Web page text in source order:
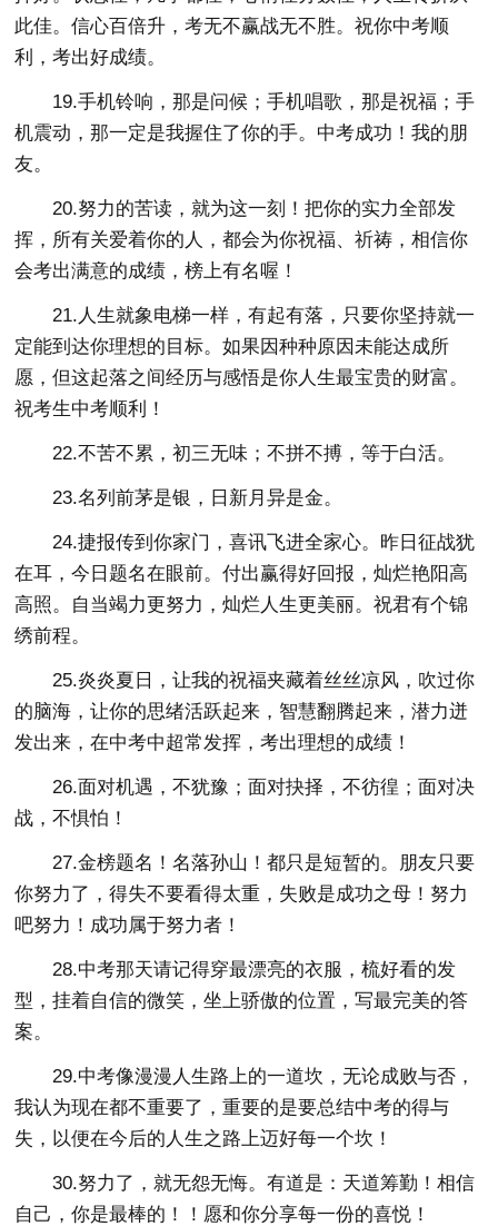
此佳。信心百倍升，考无不赢战无不胜。祝你中考顺
利，考出好成绩。
19.手机铃响，那是问候；手机唱歌，那是祝福；手
机震动，那一定是我握住了你的手。中考成功！我的朋
友。
20.努力的苦读，就为这一刻！把你的实力全部发
挥，所有关爱着你的人，都会为你祝福、祈祷，相信你
会考出满意的成绩，榜上有名喔！
21.人生就象电梯一样，有起有落，只要你坚持就一
定能到达你理想的目标。如果因种种原因未能达成所
愿，但这起落之间经历与感悟是你人生最宝贵的财富。
祝考生中考顺利！
22.不苦不累，初三无味；不拼不搏，等于白活。
23.名列前茅是银，日新月异是金。
24.捷报传到你家门，喜讯飞进全家心。昨日征战犹
在耳，今日题名在眼前。付出赢得好回报，灿烂艳阳高
高照。自当竭力更努力，灿烂人生更美丽。祝君有个锦
绣前程。
25.炎炎夏日，让我的祝福夹藏着丝丝凉风，吹过你
的脑海，让你的思绪活跃起来，智慧翻腾起来，潜力迸
发出来，在中考中超常发挥，考出理想的成绩！
26.面对机遇，不犹豫；面对抉择，不彷徨；面对决
战，不惧怕！
27.金榜题名！名落孙山！都只是短暂的。朋友只要
你努力了，得失不要看得太重，失败是成功之母！努力
吧努力！成功属于努力者！
28.中考那天请记得穿最漂亮的衣服，梳好看的发
型，挂着自信的微笑，坐上骄傲的位置，写最完美的答
案。
29.中考像漫漫人生路上的一道坎，无论成败与否，
我认为现在都不重要了，重要的是要总结中考的得与
失，以便在今后的人生之路上迈好每一个坎！
30.努力了，就无怨无悔。有道是：天道筹勤！相信
自己，你是最棒的！！愿和你分享每一份的喜悦！